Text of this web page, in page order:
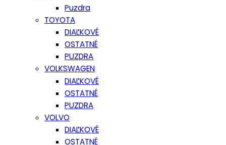
Puzdra
TOYOTA
DIAĽKOVÉ
OSTATNÉ
PUZDRA
VOLKSWAGEN
DIAĽKOVÉ
OSTATNÉ
PUZDRA
VOLVO
DIAĽKOVÉ
OSTATNÉ